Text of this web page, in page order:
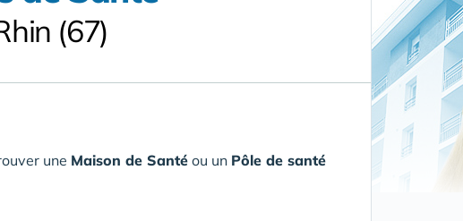
(67)
une Maison de Santé ou un Pôle de santé